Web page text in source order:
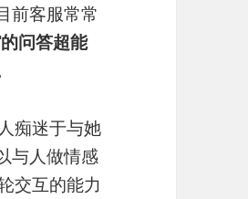
前客服常常
问答超能
痴迷于与她
与人做情感
交互的能力